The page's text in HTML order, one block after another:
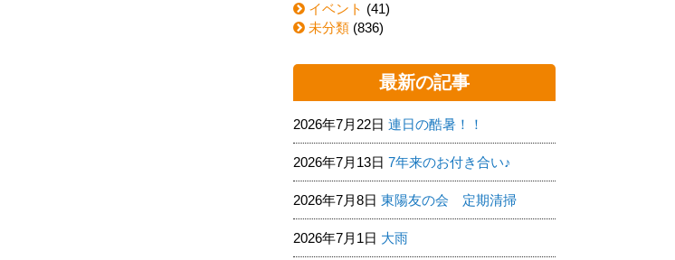
イベント (41)
未分類 (836)
最新の記事
2026年7月22日 連日の酷暑！！
2026年7月13日 7年来のお付き合い♪
2026年7月8日 東陽友の会 定期清掃
2026年7月1日 大雨